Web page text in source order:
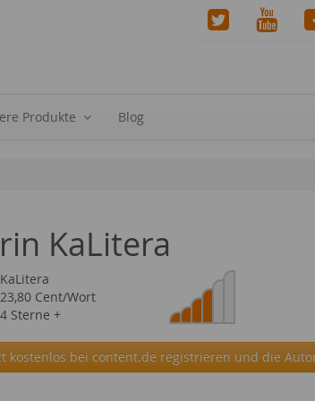
Produkte Blog
KaLitera
KaLitera
23,80 Cent/Wort
4 Sterne +
kostenlos bei content.de registrieren und die